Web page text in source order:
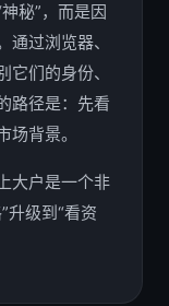
秘”，而是因
过浏览器、
们的身份、
路径是：先看
背景。
大户是一个非
升级到“看资